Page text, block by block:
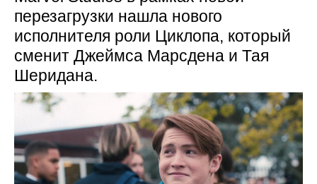
перезагрузки нашла нового
исполнителя роли Циклопа, который
сменит Джеймса Марсдена и Тая
Шеридана.